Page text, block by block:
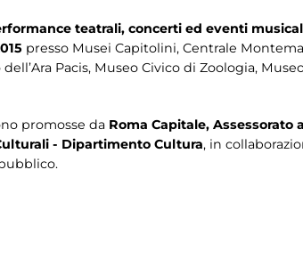
teatrali, concerti ed eventi
presso Musei Capitolini, Centrale
Pacis, Museo Civico di Zoologia,
promosse da Roma Capitale,
- Dipartimento Cultura, in